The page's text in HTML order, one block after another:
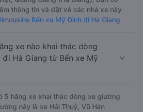
thông tin và đặt vé các nhà xe này
Bến xe Mỹ Đình đi Hà Giang
xe nào khai thác dòng
đi Hà Giang từ Bến xe Mỹ
5 hãng xe khai thác dòng xe giường
này là xe Hải Thuỷ, Vũ Hán